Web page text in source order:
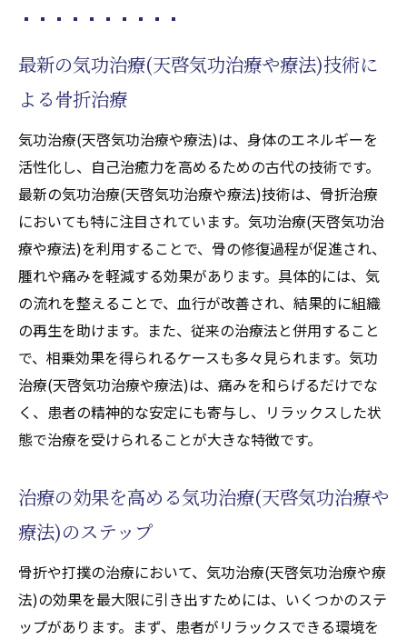
最新の気功治療(天啓気功治療や療法)技術に
よる骨折治療
気功治療(天啓気功治療や療法)は、身体のエネルギーを
活性化し、自己治癒力を高めるための古代の技術です。
最新の気功治療(天啓気功治療や療法)技術は、骨折治療
においても特に注目されています。気功治療(天啓気功治
療や療法)を利用することで、骨の修復過程が促進され、
腫れや痛みを軽減する効果があります。具体的には、気
の流れを整えることで、血行が改善され、結果的に組織
の再生を助けます。また、従来の治療法と併用すること
で、相乗効果を得られるケースも多々見られます。気功
治療(天啓気功治療や療法)は、痛みを和らげるだけでな
く、患者の精神的な安定にも寄与し、リラックスした状
態で治療を受けられることが大きな特徴です。
治療の効果を高める気功治療(天啓気功治療や
療法)のステップ
骨折や打撲の治療において、気功治療(天啓気功治療や療
法)の効果を最大限に引き出すためには、いくつかのステ
ップがあります。まず、患者がリラックスできる環境を